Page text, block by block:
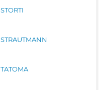
STORTI
STRAUTMANN
TATOMA